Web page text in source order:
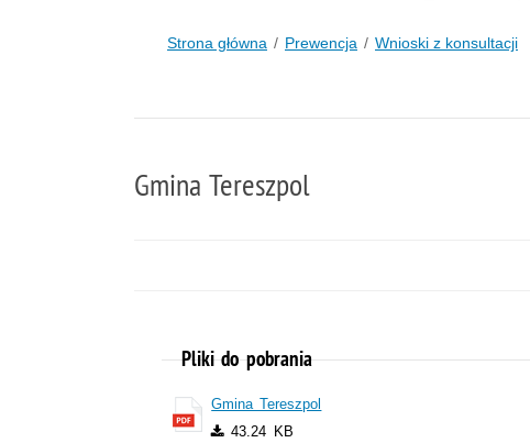
Strona główna Prewencja Wnioski z konsultacji
Gmina Tereszpol
Pliki do pobrania
Gmina Tereszpol
43.24 KB